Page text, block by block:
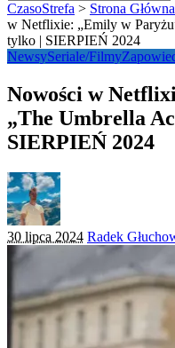
CzasoStrefa > Strona Główna
w Netflixie: „Emily w
tylko | SIERPIEŃ 2024
NewsySeriale/Filmy
Nowości w
„The Umbrella
SIERPIEŃ 2024
30 lipca 2024 Posted
by
Radek